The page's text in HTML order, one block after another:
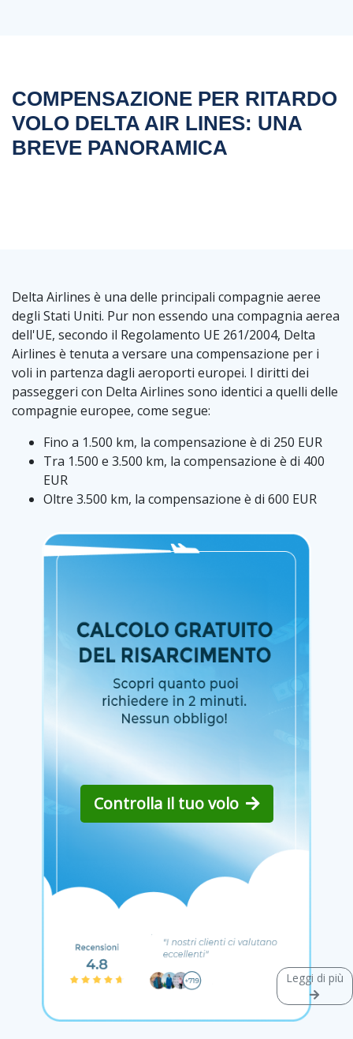
COMPENSAZIONE PER RITARDO
VOLO DELTA AIR LINES: UNA
BREVE PANORAMICA
Delta Airlines è una delle principali compagnie aeree
degli Stati Uniti. Pur non essendo una compagnia aerea
dell'UE, secondo il Regolamento UE 261/2004, Delta
Airlines è tenuta a versare una compensazione per i
voli in partenza dagli aeroporti europei. I diritti dei
passeggeri con Delta Airlines sono identici a quelli delle
compagnie europee, come segue:
Fino a 1.500 km, la compensazione è di 250 EUR
Tra 1.500 e 3.500 km, la compensazione è di 400
EUR
Oltre 3.500 km, la compensazione è di 600 EUR
Controlla il tuo volo
Leggi di più